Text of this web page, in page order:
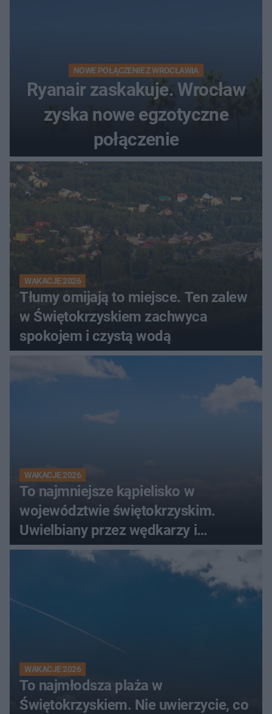
NOWE POŁĄCZENIE Z WROCŁAWIA
Ryanair zaskakuje. Wrocław
zyska nowe egzotyczne
połączenie
WAKACJE 2026
Tłumy omijają to miejsce. Ten zalew
w Świętokrzyskiem zachwyca
spokojem i czystą wodą
WAKACJE 2026
To najmniejsze kąpielisko w
województwie świętokrzyskim.
Uwielbiany przez wędkarzy i
turystów
WAKACJE 2026
To najmłodsza plaża w
Świętokrzyskiem. Nie uwierzycie, co